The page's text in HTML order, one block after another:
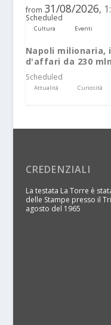
from 31/08/2026,
Scheduled
Cultura Eventi
Napoli milionaria,
d'affari da 230 mln
Scheduled
Attualità Curiosità
CREDENZIALI
La testata La Torre è
delle Stampe presso il
agosto del 1965